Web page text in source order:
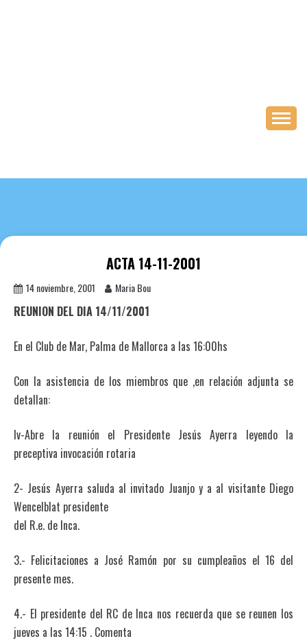
ACTA 14-11-2001
14 noviembre, 2001 Maria Bou
REUNION DEL DIA 14/11/2001
En el Club de Mar, Palma de Mallorca a las 16:00hs
Con la asistencia de los miembros que ,en relación adjunta se
detallan:
Iv-Abre la reunión el Presidente Jesús Ayerra leyendo la
preceptiva invocación rotaria
2- Jesús Ayerra saluda al invitado Juanjo y a al visitante Diego
Wencelblat presidente
del R.e. de Inca.
3.- Felicitaciones a José Ramón por su cumpleaños el 16 del
presente mes.
4.- El presidente del RC de Inca nos recuerda que se reunen los
jueves a las 14:15 . Comenta